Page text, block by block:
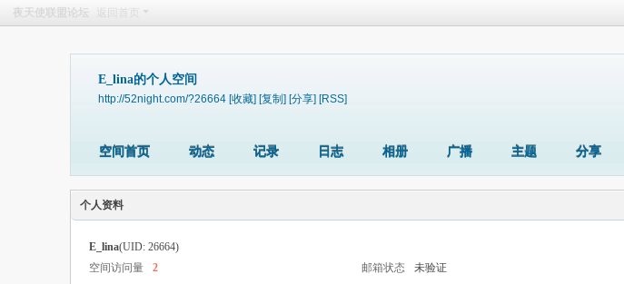
夜天使联盟论坛
E_lina的个人空间
http://52night.com/?26664 [收藏] [复制] [分享] [RSS]
空间首页 动态 记录 日志 相册 广播 主题 分享
个人资料
E_lina(UID: 26664)
空间访问量
2 邮箱状态 未验证